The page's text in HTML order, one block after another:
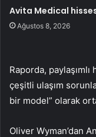
Avita Medical
Ağustos 8, 2026
Raporda,
çeşitli ulaşım
bir model” olarak
Oliver Wyman’dan